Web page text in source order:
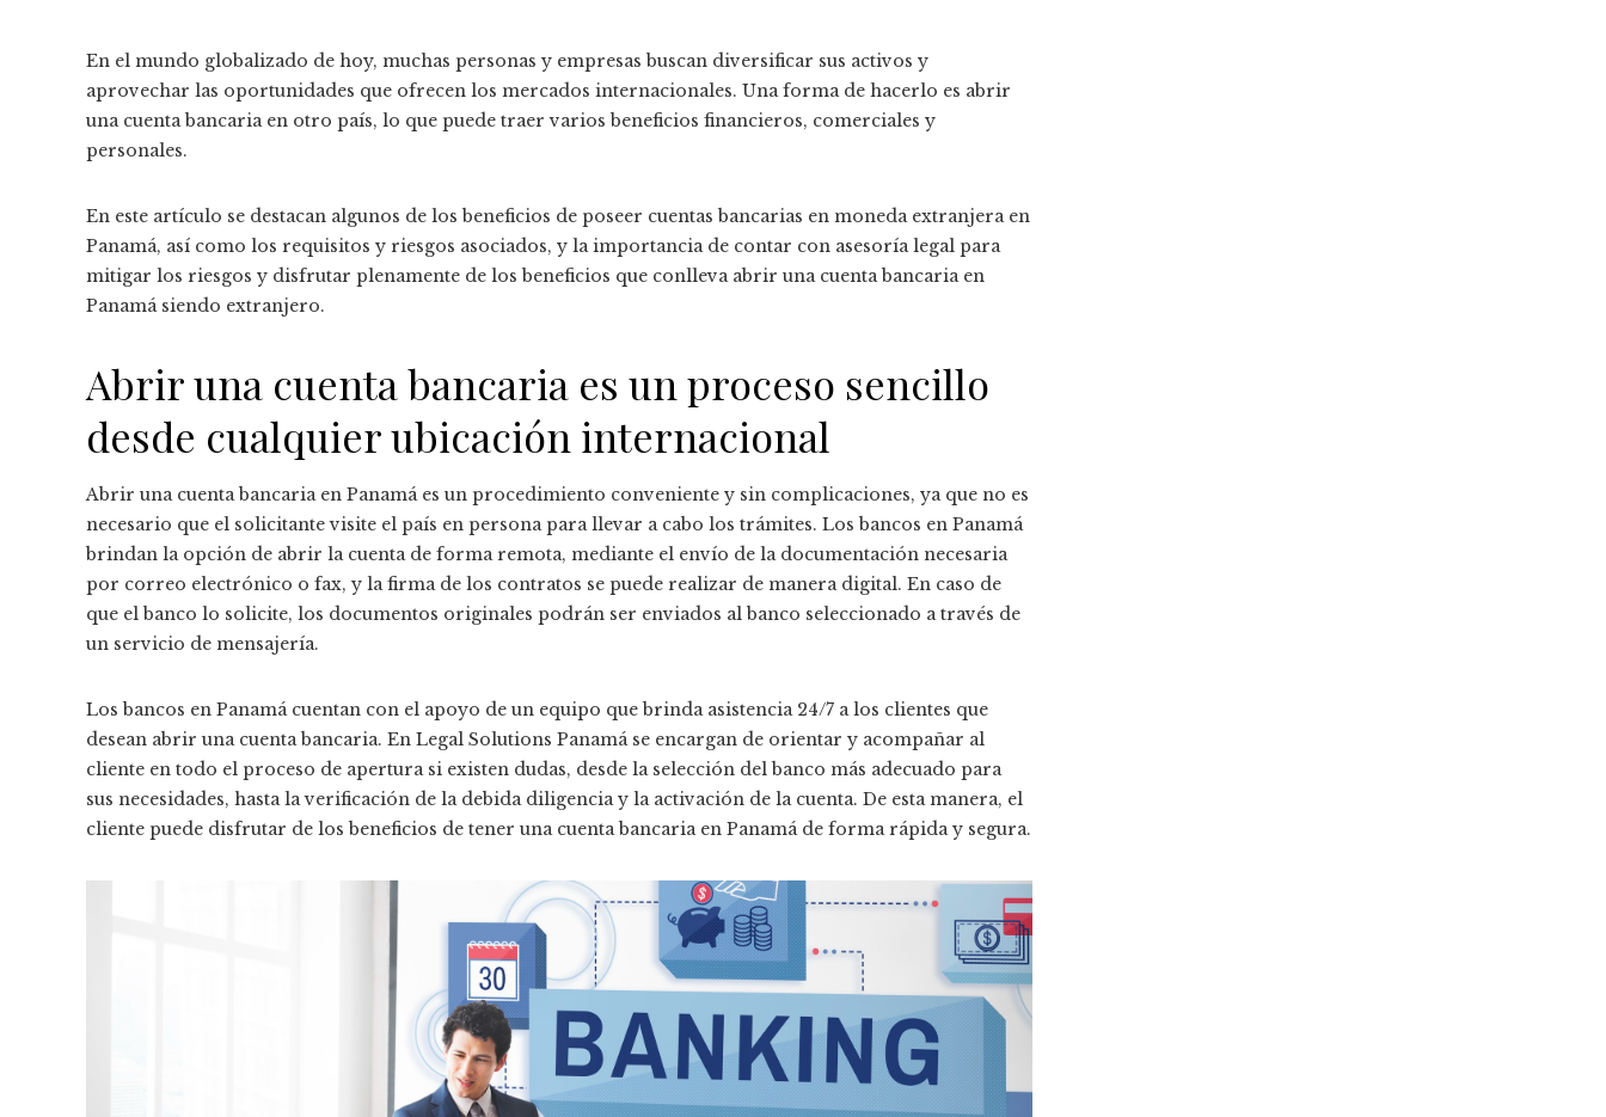
En el mundo globalizado de hoy, muchas personas y empresas buscan diversificar sus activos y
aprovechar las oportunidades que ofrecen los mercados internacionales. Una forma de hacerlo es abrir
una cuenta bancaria en otro país, lo que puede traer varios beneficios financieros, comerciales y
personales.
En este artículo se destacan algunos de los beneficios de poseer cuentas bancarias en moneda extranjera en
Panamá, así como los requisitos y riesgos asociados, y la importancia de contar con asesoría legal para
mitigar los riesgos y disfrutar plenamente de los beneficios que conlleva abrir una cuenta bancaria en
Panamá siendo extranjero.
Abrir una cuenta bancaria es un proceso sencillo
desde cualquier ubicación internacional
Abrir una cuenta bancaria en Panamá es un procedimiento conveniente y sin complicaciones, ya que no es
necesario que el solicitante visite el país en persona para llevar a cabo los trámites. Los bancos en Panamá
brindan la opción de abrir la cuenta de forma remota, mediante el envío de la documentación necesaria
por correo electrónico o fax, y la firma de los contratos se puede realizar de manera digital. En caso de
que el banco lo solicite, los documentos originales podrán ser enviados al banco seleccionado a través de
un servicio de mensajería.
Los bancos en Panamá cuentan con el apoyo de un equipo que brinda asistencia 24/7 a los clientes que
desean abrir una cuenta bancaria. En Legal Solutions Panamá se encargan de orientar y acompañar al
cliente en todo el proceso de apertura si existen dudas, desde la selección del banco más adecuado para
sus necesidades, hasta la verificación de la debida diligencia y la activación de la cuenta. De esta manera, el
cliente puede disfrutar de los beneficios de tener una cuenta bancaria en Panamá de forma rápida y segura.